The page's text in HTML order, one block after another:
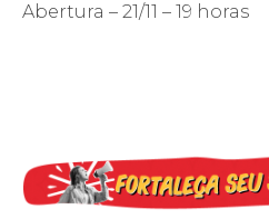
Abertura – 21/11 – 19 horas